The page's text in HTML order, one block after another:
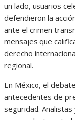
un lado, usuarios
defendieron la
ante el crimen
mensajes que
derecho
regional.
En México, el
antecedentes de
seguridad.